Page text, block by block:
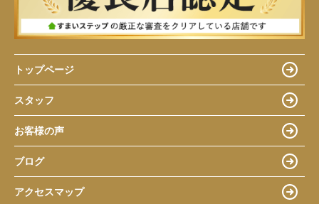
トップページ
スタッフ
お客様の声
ブログ
アクセスマップ